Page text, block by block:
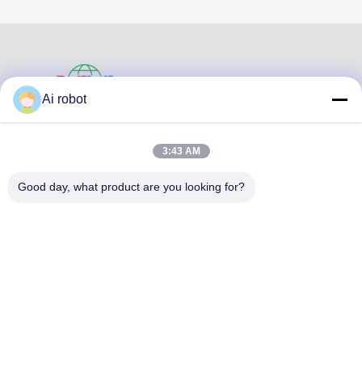
VIVI DENTAI
Ai robot
3:43 AM
Good day, what product are you looking for?